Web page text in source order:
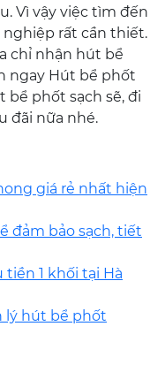
Vì vậy việc tìm đến
rất cần thiết.
chỉ nhận hút bể
ngay Hút bể phốt
bể phốt sạch sẽ, đi
đãi nữa nhé.
giá rẻ nhất hiện
đảm bảo sạch, tiết
1 khối tại Hà
lý hút bể phốt